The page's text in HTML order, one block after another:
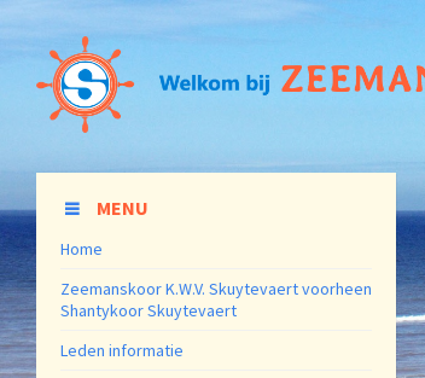
MENU
Home
Zeemanskoor K.W.V. Skuytevaert voorheen
Shantykoor Skuytevaert
Leden informatie